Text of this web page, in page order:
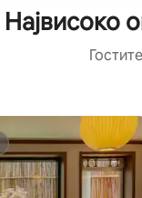
Највисоко